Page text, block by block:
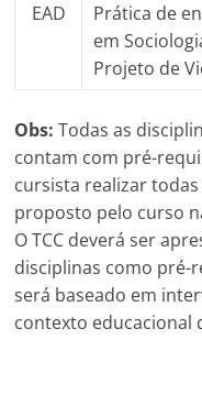
EAD
Prática de
em
Projeto de
Obs: Todas as
contam com pré-
cursista realizar
proposto pelo curso
O TCC deverá ser
disciplinas como pré-
será baseado em
contexto educacional